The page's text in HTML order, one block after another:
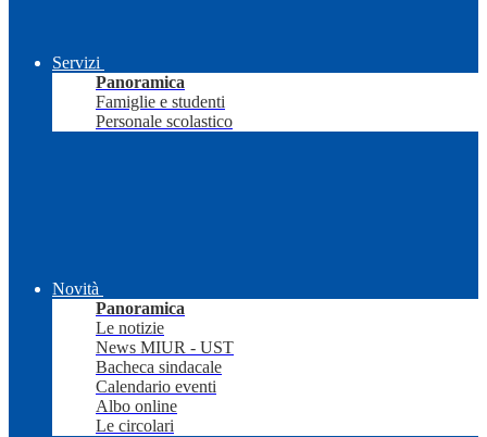
Servizi
Panoramica
Famiglie e studenti
Personale scolastico
Novità
Panoramica
Le notizie
News MIUR - UST
Bacheca sindacale
Calendario eventi
Albo online
Le circolari